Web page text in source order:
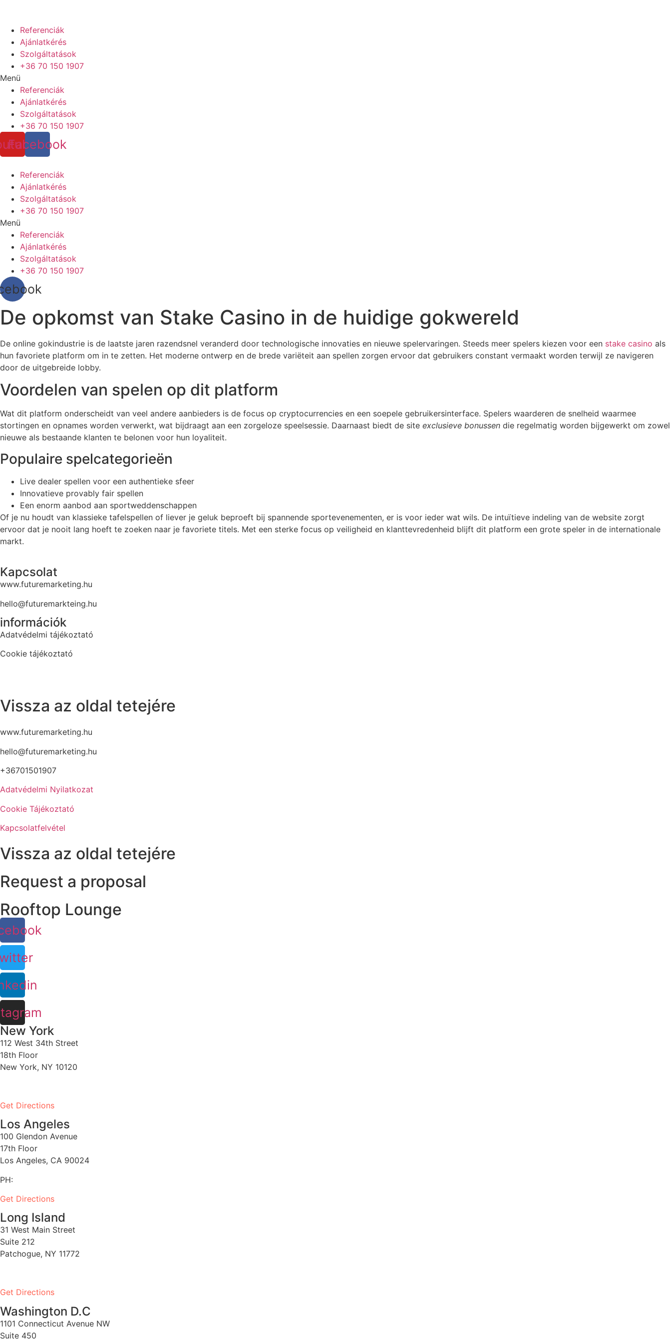
Referenciák
Ajánlatkérés
Szolgáltatások
+36 70 150 1907
Menü
Referenciák
Ajánlatkérés
Szolgáltatások
+36 70 150 1907
Facebook
Referenciák
Ajánlatkérés
Szolgáltatások
+36 70 150 1907
Menü
Referenciák
Ajánlatkérés
Szolgáltatások
+36 70 150 1907
De opkomst van Stake Casino in de huidige gokwereld
De online gokindustrie is de laatste jaren razendsnel veranderd door technologische innovaties en nieuwe spelervaringen. Steeds meer spelers kiezen voor een stake casino als
hun favoriete platform om in te zetten. Het moderne ontwerp en de brede variëteit aan spellen zorgen ervoor dat gebruikers constant vermaakt worden terwijl ze navigeren
door de uitgebreide lobby.
Voordelen van spelen op dit platform
Wat dit platform onderscheidt van veel andere aanbieders is de focus op cryptocurrencies en een soepele gebruikersinterface. Spelers waarderen de snelheid waarmee
stortingen en opnames worden verwerkt, wat bijdraagt aan een zorgeloze speelsessie. Daarnaast biedt de site exclusieve bonussen die regelmatig worden bijgewerkt om zowel
nieuwe als bestaande klanten te belonen voor hun loyaliteit.
Populaire spelcategorieën
Live dealer spellen voor een authentieke sfeer
Innovatieve provably fair spellen
Een enorm aanbod aan sportweddenschappen
Of je nu houdt van klassieke tafelspellen of liever je geluk beproeft bij spannende sportevenementen, er is voor ieder wat wils. De intuïtieve indeling van de website zorgt
ervoor dat je nooit lang hoeft te zoeken naar je favoriete titels. Met een sterke focus op veiligheid en klanttevredenheid blijft dit platform een grote speler in de internationale
markt.
Kapcsolat
www.futuremarketing.hu
hello@futuremarkteing.hu
információk
Adatvédelmi tájékoztató
Cookie tájékoztató
Vissza az oldal tetejére
www.futuremarketing.hu
hello@futuremarketing.hu
+36701501907
Adatvédelmi Nyilatkozat
Cookie Tájékoztató
Kapcsolatfelvétel
Vissza az oldal tetejére
Request a proposal
Rooftop Lounge
New York
112 West 34th Street
18th Floor
New York, NY 10120
Get Directions
Los Angeles
100 Glendon Avenue
17th Floor
Los Angeles, CA 90024
PH:
Get Directions
Long Island
31 West Main Street
Suite 212
Patchogue, NY 11772
Get Directions
Washington D.C
1101 Connecticut Avenue NW
Suite 450